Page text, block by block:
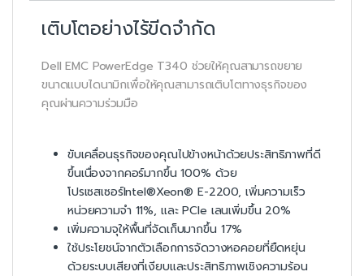
เติบโตอย่างไร้ขีดจำกัด
Dell EMC PowerEdge T340 ช่วยให้คุณสามารถขยาย
ขนาดแบบไดนามิกเพื่อให้คุณสามารถเติบโตทางธุรกิจของ
คุณผ่านความร่วมมือ
ขับเคลื่อนธุรกิจของคุณไปข้างหน้าด้วยประสิทธิภาพที่ดี
ขึ้นเนื่องจากคอร์มากขึ้น 100% ด้วย
โปรเซสเซอร์Intel®Xeon® E-2200, เพิ่มความเร็ว
หน่วยความจำ 11%, และ PCIe เลนเพิ่มขึ้น 20%
เพิ่มความจุให้พื้นที่จัดเก็บมากขึ้น 17%
ใช้ประโยชน์จากตัวเลือกการจัดวางหอคอยที่ยืดหยุ่น
ด้วยระบบเสียงที่เงียบและประสิทธิภาพเชิงความร้อน